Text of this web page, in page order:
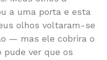
a uma porta e esta
olhos voltaram-se
— mas ele cobrira o
pude ver que os